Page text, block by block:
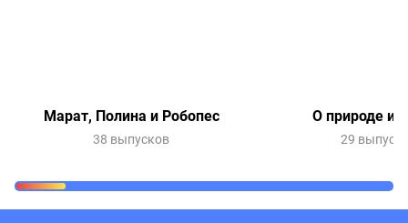
Марат, Полина и Робопес
38 выпусков
О природе и
29